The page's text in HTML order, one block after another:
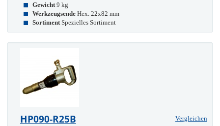
Gewicht 9 kg
Werkzeugsende Hex. 22x82 mm
Sortiment Spezielles Sortiment
HP090-R25B
Vergleichen